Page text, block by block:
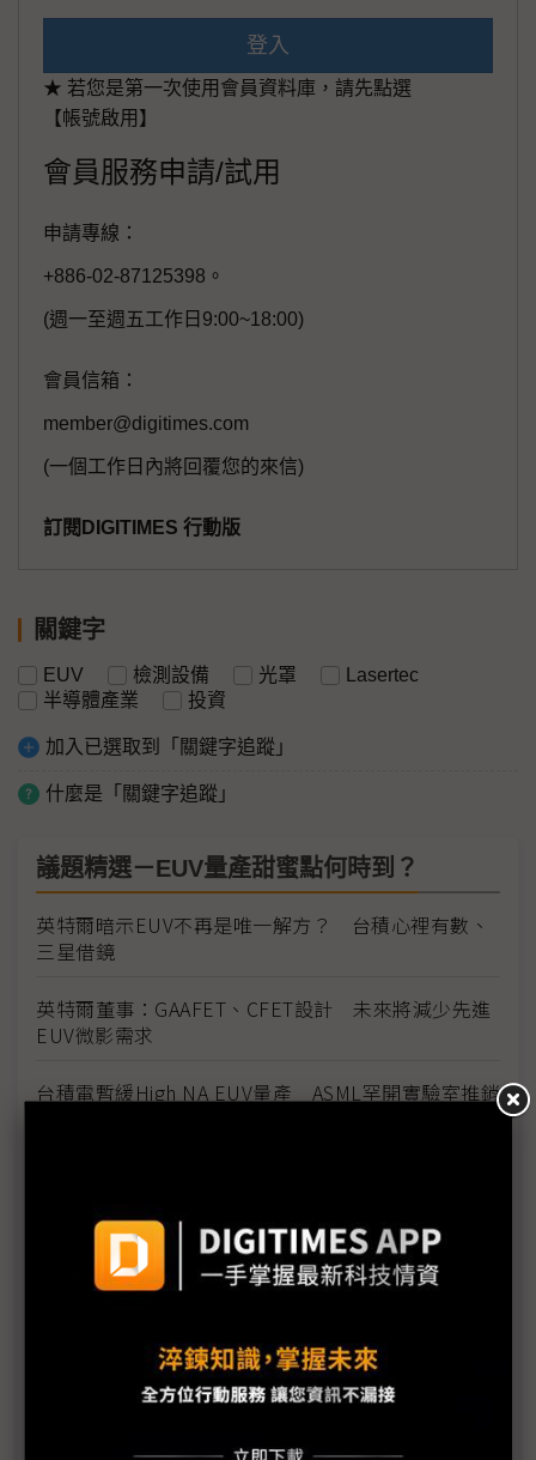
登入
★ 若您是第一次使用會員資料庫，請先點選
【帳號啟用】
會員服務申請/試用
申請專線：
+886-02-87125398。
(週一至週五工作日9:00~18:00)
會員信箱：
member@digitimes.com
(一個工作日內將回覆您的來信)
訂閱DIGITIMES 行動版
關鍵字
EUV 檢測設備 光罩
Lasertec
半導體產業
投資
加入已選取到「關鍵字追蹤」
什麼是「關鍵字追蹤」
議題精選－EUV量產甜蜜點何時到？
英特爾暗示EUV不再是唯一解方？ 台積心裡有數、
三星借鏡
英特爾董事：GAAFET、CFET設計 未來將減少先進
EUV微影需求
台積電暫緩High NA EUV量產 ASML罕開實驗室推銷
美、日建EUV研發中心 南韓僅導入舊設備引產業憂
中國HBM技術續追趕 長鑫聚焦HBM3E研發